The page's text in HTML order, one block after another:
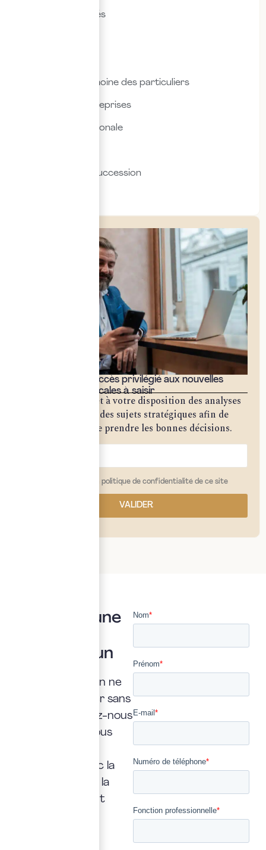
Droit des sociétés
Fiscalité & patrimoine des particuliers
Fiscalité des entreprises
Fiscalité internationale
Transmission & succession
Bénéficiez d'un accès privilégié aux nouvelles
opportunités fiscales à saisir
Notre cabinet met à votre disposition des analyses
approfondies sur des sujets stratégiques afin de
vous permettre de prendre les bonnes décisions.
j'ai lu et j'accepte la politique de confidentialité de ce site
VALIDER
Vous avez une
Posez là à un
Une interrogation ne
doit jamais rester sans
réponse. Confiez-nous
la vôtre : nous vous
rapidement, avec la
transparence et la
précision qui font